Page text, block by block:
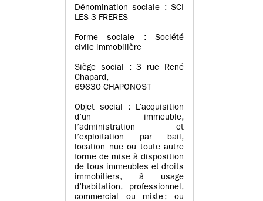
Dénomination sociale : SCI
LES 3 FRERES
Forme sociale : Société
civile immobilière
Siège social : 3 rue René
Chapard,
69630 CHAPONOST
Objet social : L’acquisition
d’un immeuble,
l’administration et
l’exploitation par bail,
location nue ou toute autre
forme de mise à disposition
de tous immeubles et droits
immobiliers, à usage
d’habitation, professionnel,
commercial ou mixte ; ou